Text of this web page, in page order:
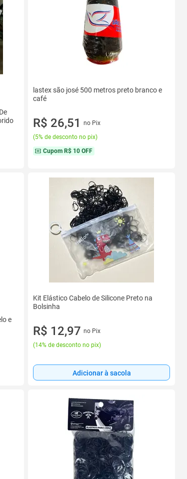
lastex são josé 500 metros preto branco e
café
R$ 26,51
no Pix
(5% de desconto no pix)
Cupom R$ 10 OFF
e
Kit Elástico Cabelo de Silicone Preto na
Bolsinha
R$ 12,97 no Pix
(14% de desconto no pix)
Adicionar à sacola